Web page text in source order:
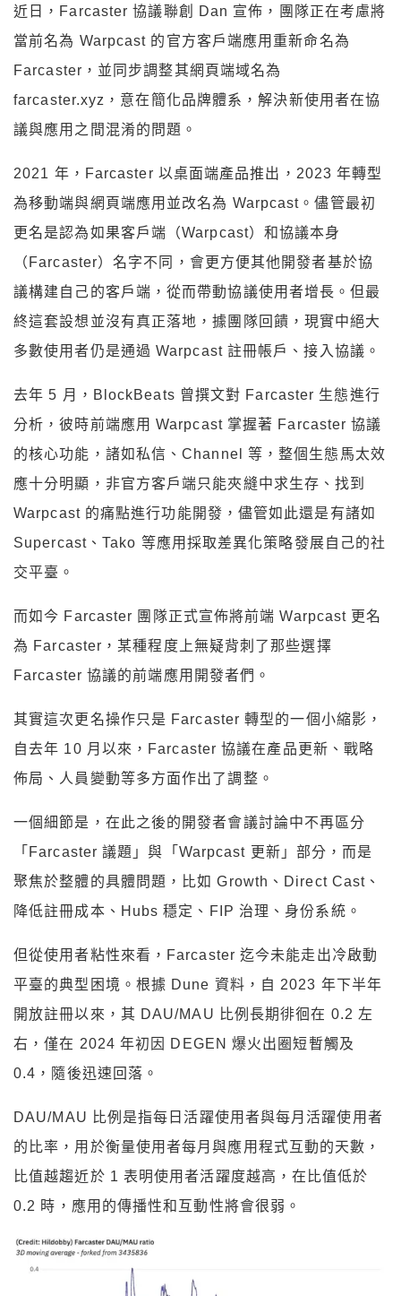
近日，Farcaster 協議聯創 Dan 宣佈，團隊正在考慮將
當前名為 Warpcast 的官方客戶端應用重新命名為
Farcaster，並同步調整其網頁端域名為
farcaster.xyz，意在簡化品牌體系，解決新使用者在協
議與應用之間混淆的問題。
2021 年，Farcaster 以桌面端產品推出，2023 年轉型
為移動端與網頁端應用並改名為 Warpcast。儘管最初
更名是認為如果客戶端（Warpcast）和協議本身
（Farcaster）名字不同，會更方便其他開發者基於協
議構建自己的客戶端，從而帶動協議使用者增長。但最
終這套設想並沒有真正落地，據團隊回饋，現實中絕大
多數使用者仍是通過 Warpcast 註冊帳戶、接入協議。
去年 5 月，BlockBeats 曾撰文對 Farcaster 生態進行
分析，彼時前端應用 Warpcast 掌握著 Farcaster 協議
的核心功能，諸如私信、Channel 等，整個生態馬太效
應十分明顯，非官方客戶端只能夾縫中求生存、找到
Warpcast 的痛點進行功能開發，儘管如此還是有諸如
Supercast、Tako 等應用採取差異化策略發展自己的社
交平臺。
而如今 Farcaster 團隊正式宣佈將前端 Warpcast 更名
為 Farcaster，某種程度上無疑背刺了那些選擇
Farcaster 協議的前端應用開發者們。
其實這次更名操作只是 Farcaster 轉型的一個小縮影，
自去年 10 月以來，Farcaster 協議在產品更新、戰略
佈局、人員變動等多方面作出了調整。
一個細節是，在此之後的開發者會議討論中不再區分
「Farcaster 議題」與「Warpcast 更新」部分，而是
聚焦於整體的具體問題，比如 Growth、Direct Cast、
降低註冊成本、Hubs 穩定、FIP 治理、身份系統。
但從使用者粘性來看，Farcaster 迄今未能走出冷啟動
平臺的典型困境。根據 Dune 資料，自 2023 年下半年
開放註冊以來，其 DAU/MAU 比例長期徘徊在 0.2 左
右，僅在 2024 年初因 DEGEN 爆火出圈短暫觸及
0.4，隨後迅速回落。
DAU/MAU 比例是指每日活躍使用者與每月活躍使用者
的比率，用於衡量使用者每月與應用程式互動的天數，
比值越趨近於 1 表明使用者活躍度越高，在比值低於
0.2 時，應用的傳播性和互動性將會很弱。